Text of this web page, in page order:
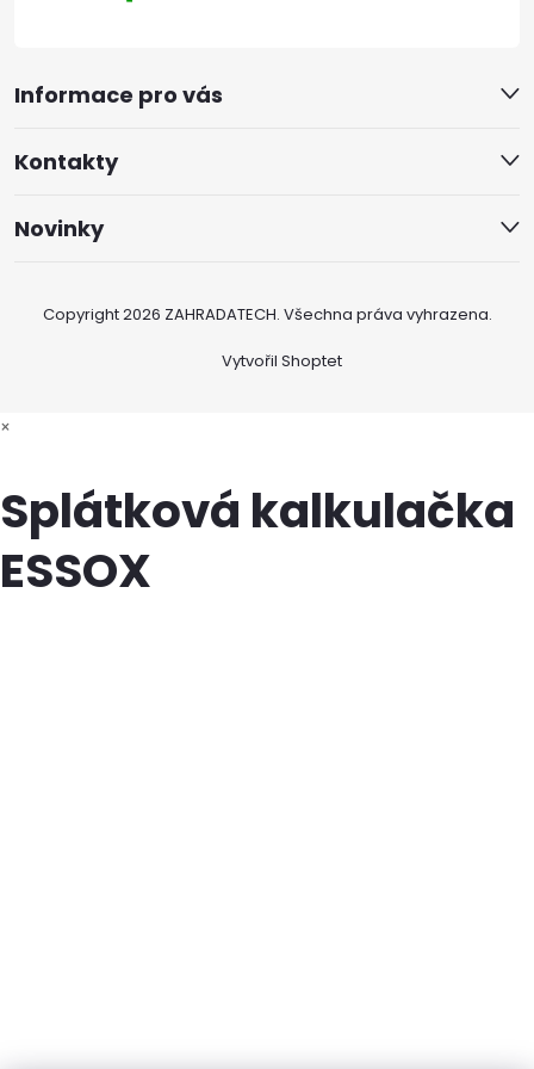
Informace pro vás
Kontakty
Novinky
Vytvořil Shoptet
Copyright 2026 ZAHRADATECH. Všechna práva vyhrazena.
×
Splátková kalkulačka
ESSOX